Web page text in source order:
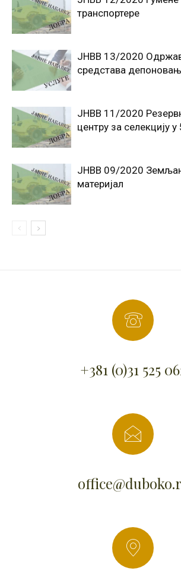
транспортере
JНВВ 13/2020
средстава
ЈНВВ 11/2020
центру за селекцију у
ЈНВВ 09/2020
материјал
+381 (0)31 525